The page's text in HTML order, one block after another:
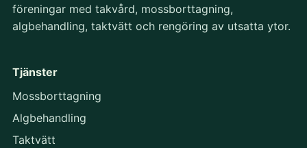
föreningar med takvård, mossborttagning,
algbehandling, taktvätt och rengöring av utsatta ytor.
Tjänster
Mossborttagning
Algbehandling
Taktvätt